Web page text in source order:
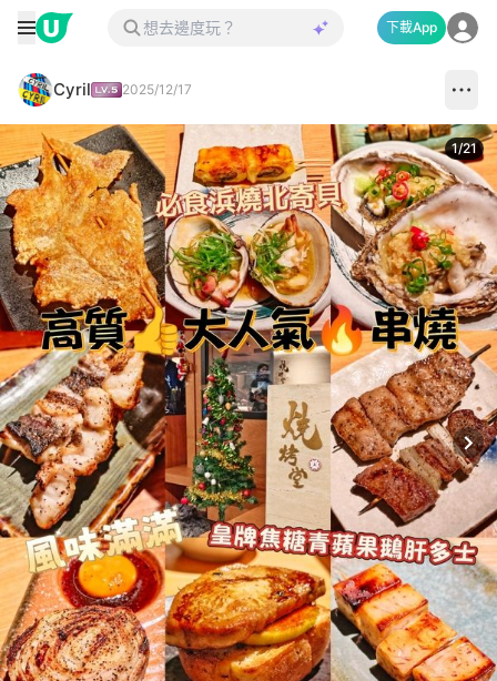
下載App
Cyril 2025/12/17
1/21